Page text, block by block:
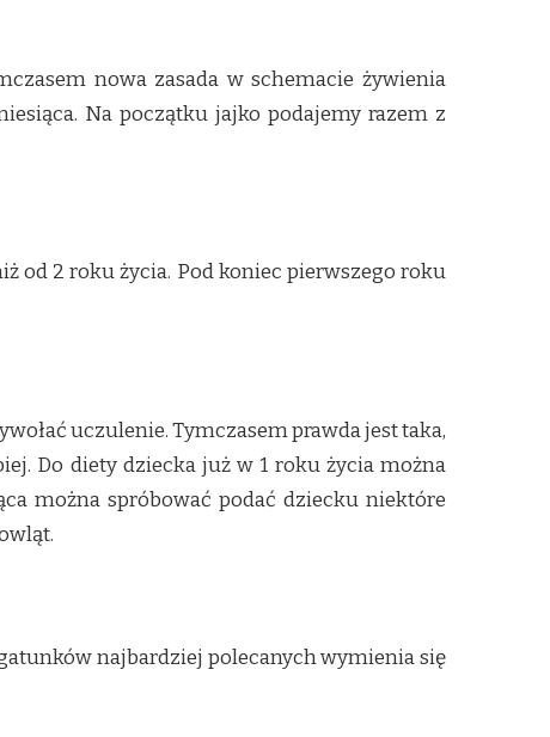
nowa zasada w schemacie żywienia
Na początku jajko podajemy razem z
od 2 roku życia. Pod koniec pierwszego roku
uczulenie. Tymczasem prawda jest taka,
Do diety dziecka już w 1 roku życia można
można spróbować podać dziecku niektóre
najbardziej polecanych wymienia się